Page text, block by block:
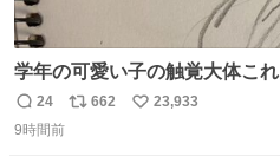
学年の可愛い子の触覚大体これ
返
信
24
リ
662
い
23,933
9時間前